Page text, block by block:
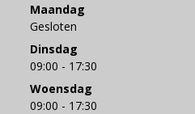
Maandag
Gesloten
Dinsdag
09:00 - 17:30
Woensdag
09:00 - 17:30